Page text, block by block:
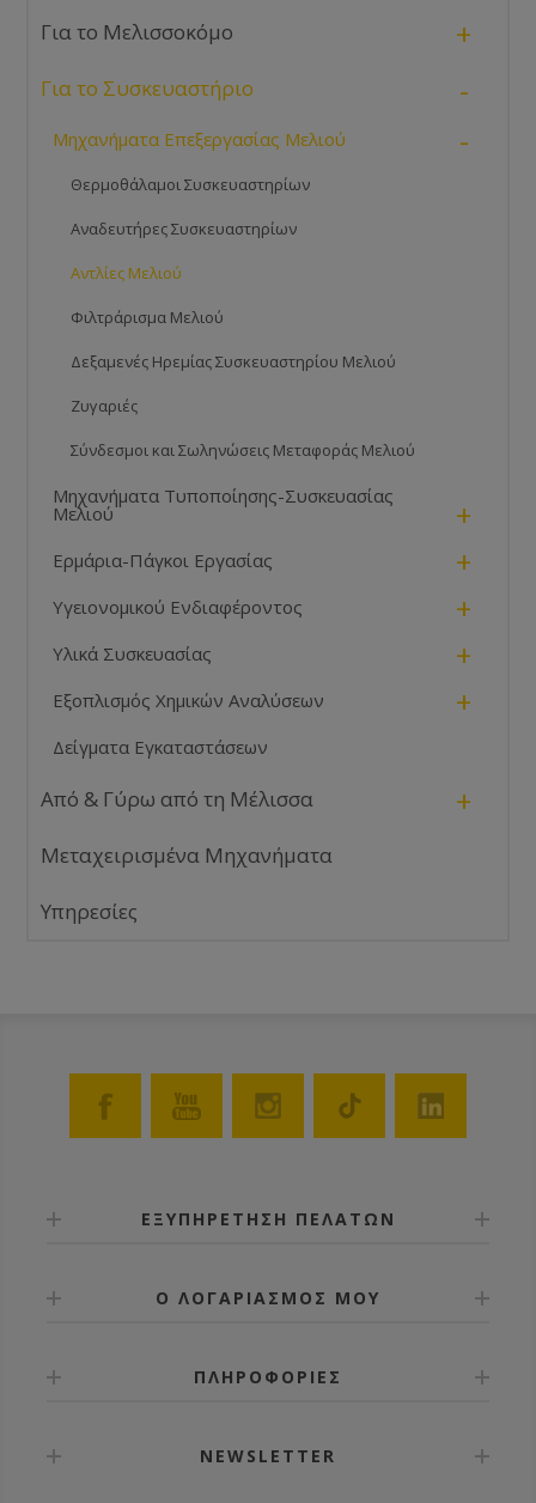
Για το Μελισσοκόμο +
Για το Συσκευαστήριο -
Μηχανήματα Επεξεργασίας Μελιού -
Θερμοθάλαμοι Συσκευαστηρίων
Αναδευτήρες Συσκευαστηρίων
Αντλίες Μελιού
Φιλτράρισμα Μελιού
Δεξαμενές Ηρεμίας Συσκευαστηρίου Μελιού
Ζυγαριές
Σύνδεσμοι και Σωληνώσεις Μεταφοράς Μελιού
Μηχανήματα Τυποποίησης-Συσκευασίας
Μελιού +
Ερμάρια-Πάγκοι Εργασίας +
Υγειονομικού Ενδιαφέροντος +
Υλικά Συσκευασίας +
Εξοπλισμός Χημικών Αναλύσεων +
Δείγματα Εγκαταστάσεων
Από & Γύρω από τη Μέλισσα +
Μεταχειρισμένα Μηχανήματα
Υπηρεσίες
ΕΞΥΠΗΡΕΤΗΣΗ ΠΕΛΑΤΩΝ
Ο ΛΟΓΑΡΙΑΣΜΟΣ ΜΟΥ
ΠΛΗΡΟΦΟΡΙΕΣ
NEWSLETTER